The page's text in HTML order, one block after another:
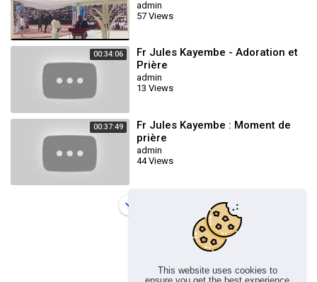
This website uses cookies to
KASONGO
admin
57 Views
00:34:06
Fr Jules Kayembe - Adoration et
Prière
admin
13 Views
00:37:49
Fr Jules Kayembe : Moment de
prière
admin
44 Views